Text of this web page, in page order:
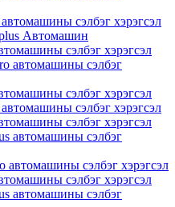
сэлбэг хэрэгсэл
Автомашин
сэлбэг хэрэгсэл
автомашины сэлбэг
сэлбэг хэрэгсэл
сэлбэг хэрэгсэл
сэлбэг хэрэгсэл
автомашины сэлбэг
автомашины сэлбэг хэрэгсэл
сэлбэг хэрэгсэл
автомашины сэлбэг